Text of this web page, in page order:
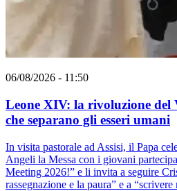
06/08/2026 - 11:50
Leone XIV: la rivoluzione del
che separano gli esseri umani
In visita pastorale ad Assisi, il Papa
Angeli la Messa con i giovani
Meeting 2026!” e li invita a seguire
rassegnazione e la paura” e a